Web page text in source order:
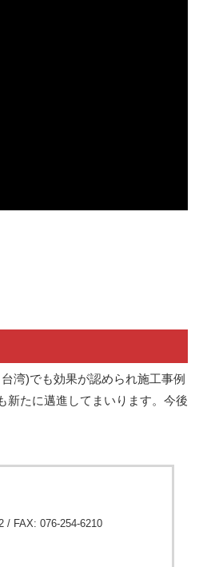
湾)でも効果が認められ施工事例
新たに邁進してまいります。今後
/ FAX: 076-254-6210